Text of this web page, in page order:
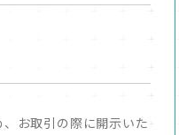
お取引の際に開示いた